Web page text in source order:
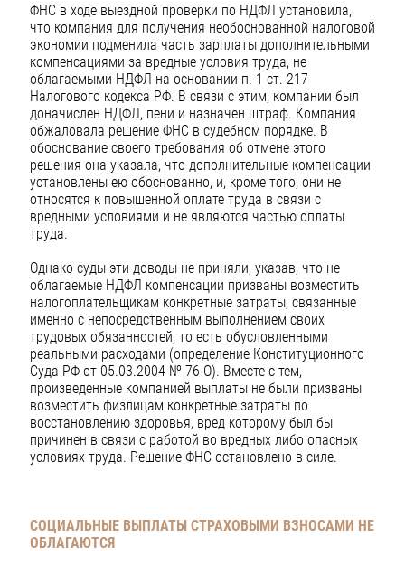
ФНС в ходе выездной проверки по НДФЛ установила,
что компания для получения необоснованной налоговой
экономии подменила часть зарплаты дополнительными
компенсациями за вредные условия труда, не
облагаемыми НДФЛ на основании п. 1 ст. 217
Налогового кодекса РФ. В связи с этим, компании был
доначислен НДФЛ, пени и назначен штраф. Компания
обжаловала решение ФНС в судебном порядке. В
обоснование своего требования об отмене этого
решения она указала, что дополнительные компенсации
установлены ею обоснованно, и, кроме того, они не
относятся к повышенной оплате труда в связи с
вредными условиями и не являются частью оплаты
труда.
Однако суды эти доводы не приняли, указав, что не
облагаемые НДФЛ компенсации призваны возместить
налогоплательщикам конкретные затраты, связанные
именно с непосредственным выполнением своих
трудовых обязанностей, то есть обусловленными
реальными расходами (определение Конституционного
Суда РФ от 05.03.2004 № 76-О). Вместе с тем,
произведенные компанией выплаты не были призваны
возместить физлицам конкретные затраты по
восстановлению здоровья, вред которому был бы
причинен в связи с работой во вредных либо опасных
условиях труда. Решение ФНС остановлено в силе.
СОЦИАЛЬНЫЕ ВЫПЛАТЫ СТРАХОВЫМИ ВЗНОСАМИ НЕ
ОБЛАГАЮТСЯ